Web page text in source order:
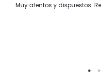
Muy atentos y dispuestos.